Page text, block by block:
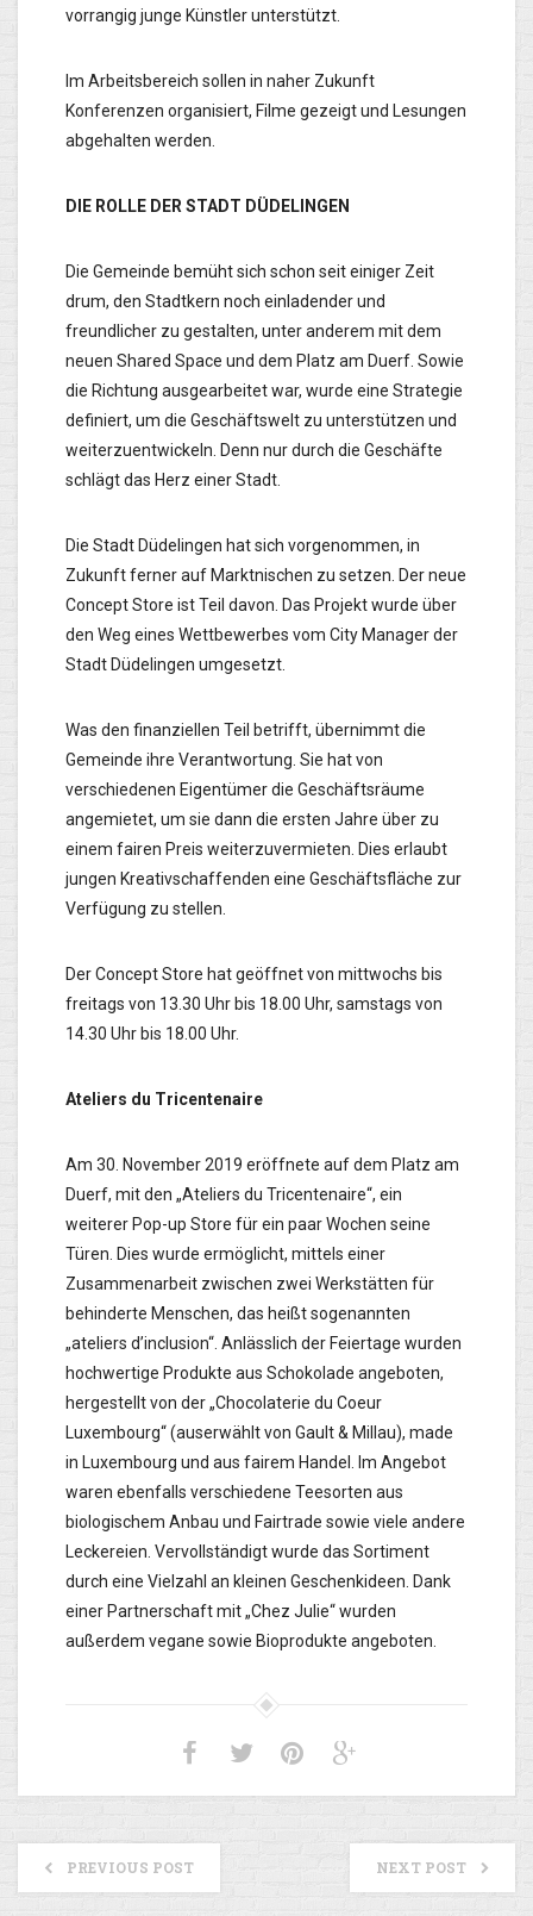
vorrangig junge Künstler unterstützt.
Im Arbeitsbereich sollen in naher Zukunft
Konferenzen organisiert, Filme gezeigt und Lesungen
abgehalten werden.
DIE ROLLE DER STADT DÜDELINGEN
Die Gemeinde bemüht sich schon seit einiger Zeit
drum, den Stadtkern noch einladender und
freundlicher zu gestalten, unter anderem mit dem
neuen Shared Space und dem Platz am Duerf. Sowie
die Richtung ausgearbeitet war, wurde eine Strategie
definiert, um die Geschäftswelt zu unterstützen und
weiterzuentwickeln. Denn nur durch die Geschäfte
schlägt das Herz einer Stadt.
Die Stadt Düdelingen hat sich vorgenommen, in
Zukunft ferner auf Marktnischen zu setzen. Der neue
Concept Store ist Teil davon. Das Projekt wurde über
den Weg eines Wettbewerbes vom City Manager der
Stadt Düdelingen umgesetzt.
Was den finanziellen Teil betrifft, übernimmt die
Gemeinde ihre Verantwortung. Sie hat von
verschiedenen Eigentümer die Geschäftsräume
angemietet, um sie dann die ersten Jahre über zu
einem fairen Preis weiterzuvermieten. Dies erlaubt
jungen Kreativschaffenden eine Geschäftsfläche zur
Verfügung zu stellen.
Der Concept Store hat geöffnet von mittwochs bis
freitags von 13.30 Uhr bis 18.00 Uhr, samstags von
14.30 Uhr bis 18.00 Uhr.
Ateliers du Tricentenaire
Am 30. November 2019 eröffnete auf dem Platz am
Duerf, mit den „Ateliers du Tricentenaire“, ein
weiterer Pop-up Store für ein paar Wochen seine
Türen. Dies wurde ermöglicht, mittels einer
Zusammenarbeit zwischen zwei Werkstätten für
behinderte Menschen, das heißt sogenannten
„ateliers d’inclusion“. Anlässlich der Feiertage wurden
hochwertige Produkte aus Schokolade angeboten,
hergestellt von der „Chocolaterie du Coeur
Luxembourg“ (auserwählt von Gault & Millau), made
in Luxembourg und aus fairem Handel. Im Angebot
waren ebenfalls verschiedene Teesorten aus
biologischem Anbau und Fairtrade sowie viele andere
Leckereien. Vervollständigt wurde das Sortiment
durch eine Vielzahl an kleinen Geschenkideen. Dank
einer Partnerschaft mit „Chez Julie“ wurden
außerdem vegane sowie Bioprodukte angeboten.
PREVIOUS POST NEXT POST